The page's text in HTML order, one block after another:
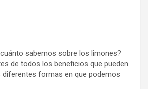
sabemos sobre los limones?
de todos los beneficios que pueden
diferentes formas en que podemos